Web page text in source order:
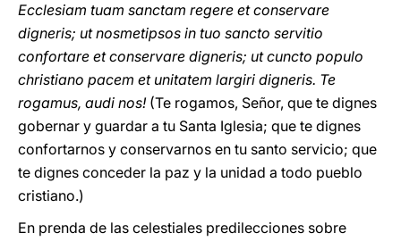
Ecclesiam tuam sanctam regere et conservare
digneris; ut nosmetipsos in tuo sancto servitio
confortare et conservare digneris; ut cuncto populo
christiano pacem et unitatem largiri digneris. Te
rogamus, audi nos!(Te rogamos, Señor, que te dignes
gobernar y guardar a tu Santa Iglesia; que te dignes
confortarnos y conservarnos en tu santo servicio; que
te dignes conceder la paz y la unidad a todo pueblo
cristiano.)
En prenda de las celestiales predilecciones sobre